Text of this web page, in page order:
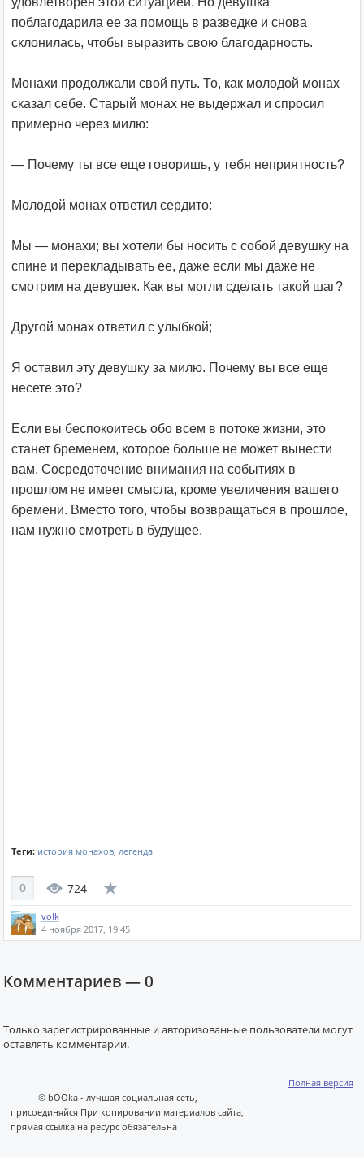
поблагодарила ее за помощь в разведке и снова
склонилась, чтобы выразить свою благодарность.
Монахи продолжали свой путь. То, как молодой монах
сказал себе. Старый монах не выдержал и спросил
примерно через милю:
— Почему ты все еще говоришь, у тебя неприятность?
Молодой монах ответил сердито:
Мы — монахи; вы хотели бы носить с собой девушку на
спине и перекладывать ее, даже если мы даже не
смотрим на девушек. Как вы могли сделать такой шаг?
Другой монах ответил с улыбкой;
Я оставил эту девушку за милю. Почему вы все еще
несете это?
Если вы беспокоитесь обо всем в потоке жизни, это
станет бременем, которое больше не может вынести
вам. Сосредоточение внимания на событиях в
прошлом не имеет смысла, кроме увеличения вашего
бремени. Вместо того, чтобы возвращаться в прошлое,
нам нужно смотреть в будущее.
Теги: история монахов, легенда
0 724
volk
4 ноября 2017, 19:45
Комментариев —0
Только зарегистрированные и авторизованные пользователи могут
оставлять комментарии.
Полная версия
© bOOka - лучшая социальная сеть,
присоединяйся При копировании материалов сайта,
прямая ссылка на ресурс обязательна